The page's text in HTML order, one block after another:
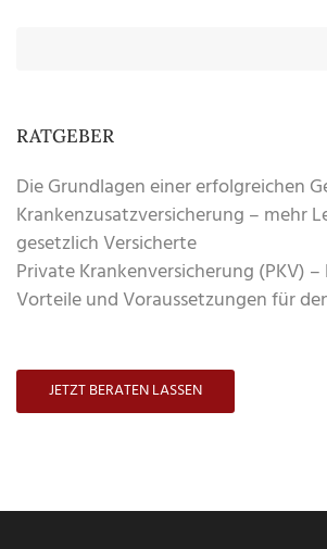
RATGEBER
Die Grundlagen einer erfolgreichen
Krankenzusatzversicherung – mehr
gesetzlich Versicherte
Private Krankenversicherung (PKV)
Vorteile und Voraussetzungen für
JETZT BERATEN LASSEN